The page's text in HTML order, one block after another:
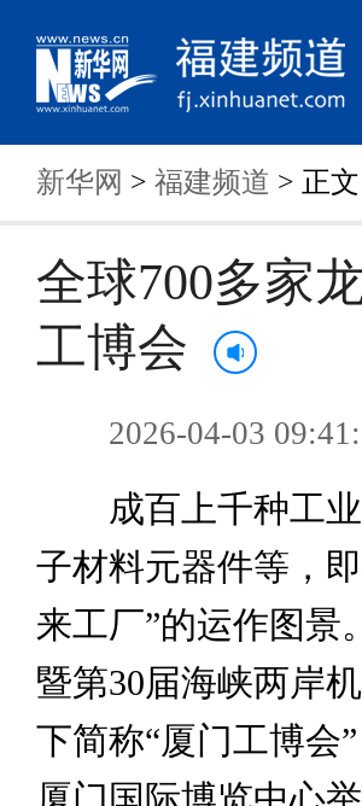
新华网 > 福建频道 > 正文
全球700多家
工博会
2026-04-03
成百上千种工业
子材料元器件等，
来工厂”的运作图景
暨第30届海峡两岸
下简称“厦门工博会